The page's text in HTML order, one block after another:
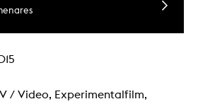
/ Video, Experimentalfilm,